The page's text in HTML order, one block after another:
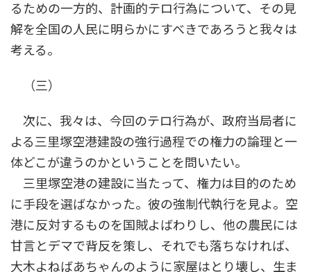
るための一方的、計画的テロ行為について、その見
解を全国の人民に明らかにすべきであろうと我々は
考える。
（三）
次に、我々は、今回のテロ行為が、政府当局者に
よる三里塚空港建設の強行過程での権力の論理と一
体どこが違うのかということを問いたい。
三里塚空港の建設に当たって、権力は目的のため
に手段を選ばなかった。彼の強制代執行を見よ。空
港に反対するものを国賊よばわりし、他の農民には
甘言とデマで背反を策し、それでも落ちなければ、
大木よねばあちゃんのように家屋はとり壊し、生ま